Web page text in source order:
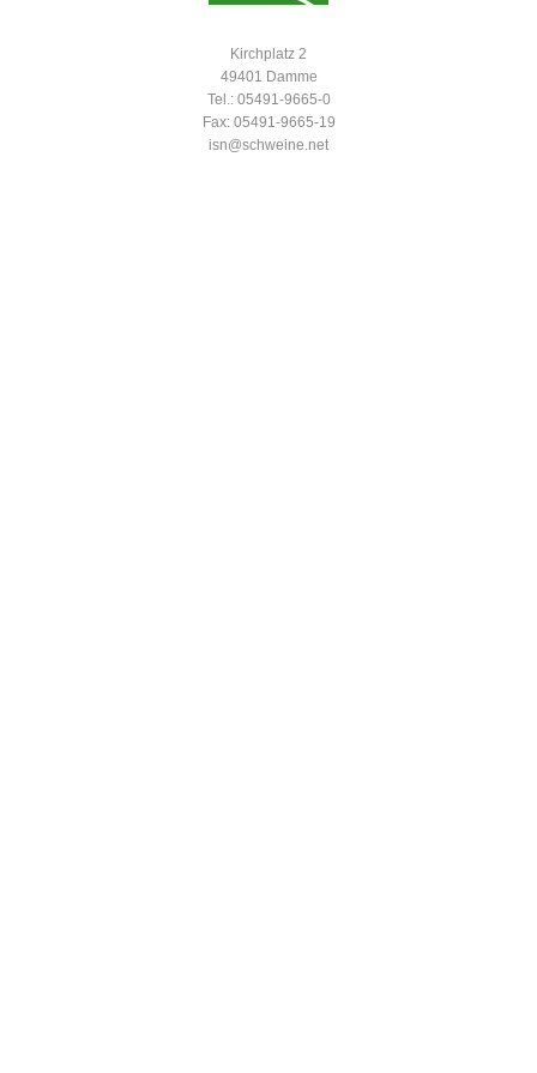
Kirchplatz 2
49401 Damme
Tel.: 05491-9665-0
Fax: 05491-9665-19
isn@schweine.net